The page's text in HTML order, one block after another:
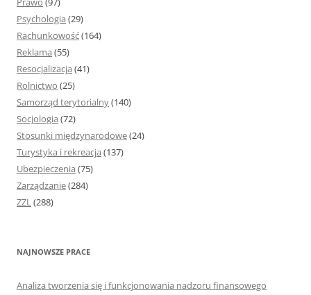
Psychologia (29)
Rachunkowość(164)
Reklama (55)
Resocjalizacja (41)
Rolnictwo (25)
Samorząd terytorialny(140)
Socjologia (72)
Stosunki międzynarodowe(24)
Turystyka i rekreacja (137)
Ubezpieczenia (75)
Zarządzanie(284)
ZZL(288)
NAJNOWSZE PRACE
Analiza tworzenia się i funkcjonowania nadzoru finansowego